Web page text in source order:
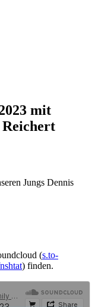
mit
Jungs Dennis
(s.to-
) finden.